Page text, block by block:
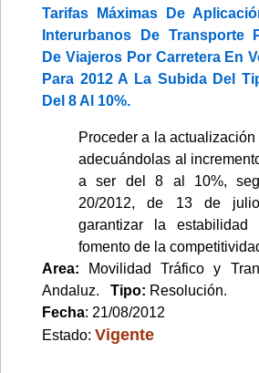
Tarifas Máximas De
Interurbanos De Transporte
De Viajeros Por Carretera En
Para 2012 A La Subida Del
Del 8 Al 10%.
Proceder a la
adecuándolas al
a ser del 8 al 10%,
20/2012, de 13 de
garantizar la estabilidad
fomento de la
Area: Movilidad Tráfico y
Andaluz. Tipo: Resolución.
Fecha: 21/08/2012
Estado: Vigente